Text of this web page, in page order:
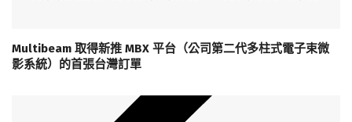
Multibeam 取得新推 MBX 平台（公司第二代多柱式電子束微
影系統）的首張台灣訂單